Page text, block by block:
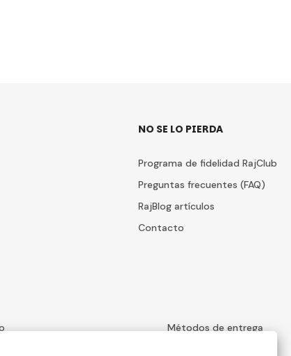
NO SE LO PIERDA
Programa de fidelidad RajClub
Preguntas frecuentes (FAQ)
RajBlog artículos
Contacto
Métodos de entrega